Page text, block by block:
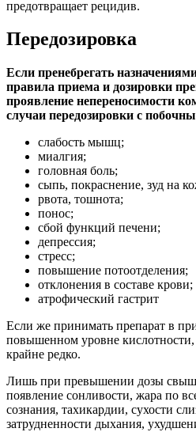
предотвращает рецидив.
Передозировка
Если пренебрегать
правила приема и дозировки
проявление непереносимости
случаи передозировки с
слабость мышц;
миалгия;
головная боль;
сыпь, покраснение, зуд на
рвота, тошнота;
понос;
сбой функций печени;
депрессия;
стресс;
повышение потоотделения;
отклонения в составе крови;
атрофический гастрит
Если же принимать препарат в
повышенном уровне кислотности,
крайне редко.
Лишь при превышении дозы
появление сонливости, жара по
сознания, тахикардии, сухости
затрудненности дыхания,